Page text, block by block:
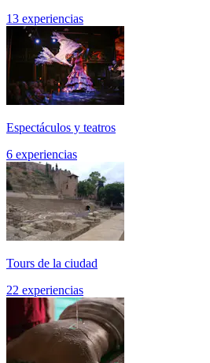
13 experiencias
Espectáculos y teatros
6 experiencias
Tours de la ciudad
22 experiencias